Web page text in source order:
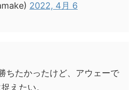
2022, 4月 6
ちたかったけど、アウェーで
えたい。